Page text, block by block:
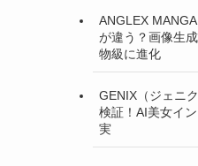
ANGLEX
が違う？画像生
物級に進化
GENIX（ジェニ
検証！AI美女イ
実